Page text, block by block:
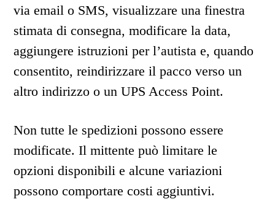
via email o SMS, visualizzare una finestra
stimata di consegna, modificare la data,
aggiungere istruzioni per l’autista e, quando
consentito, reindirizzare il pacco verso un
altro indirizzo o un UPS Access Point.
Non tutte le spedizioni possono essere
modificate. Il mittente può limitare le
opzioni disponibili e alcune variazioni
possono comportare costi aggiuntivi.